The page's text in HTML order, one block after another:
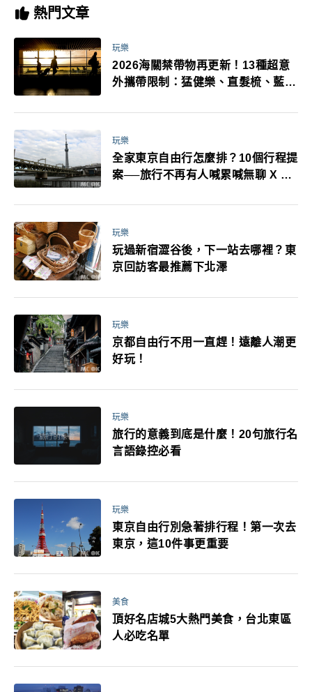
熱門文章
玩樂
2026海關禁帶物再更新！13種超意
外攜帶限制：猛健樂、直髮梳、藍牙
萬！注意事項一次看！
玩樂
全家東京自由行怎麼排？10個行程提
案──旅行不再有人喊累喊無聊 X 爸
玩樂
玩過新宿澀谷後，下一站去哪裡？東
京回訪客最推薦下北澤
玩樂
京都自由行不用一直趕！遠離人潮更
好玩！
玩樂
旅行的意義到底是什麼！20句旅行名
言語錄控必看
玩樂
東京自由行別急著排行程！第一次去
東京，這10件事更重要
美食
頂好名店城5大熱門美食，台北東區
人必吃名單